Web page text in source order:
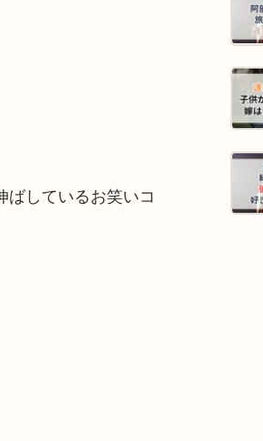
ばしているお笑いコ